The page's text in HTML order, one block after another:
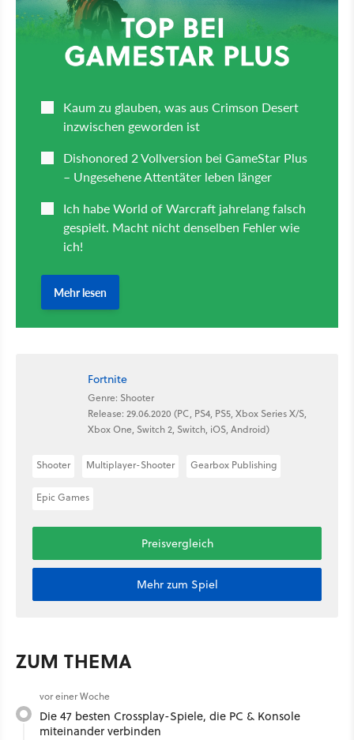
Fortnite
Genre: Shooter
Release: 29.06.2020 (PC, PS4, PS5, Xbox Series X/S,
Xbox One, Switch 2, Switch, iOS, Android)
Shooter Multiplayer-Shooter Gearbox Publishing
Epic Games
Preisvergleich
Mehr zum Spiel
ZUM THEMA
vor einer Woche
Die 47 besten Crossplay-Spiele, die PC & Konsole
miteinander verbinden